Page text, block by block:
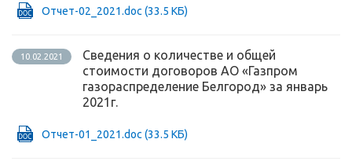
Отчет-02_2021.doc (33.5 КБ)
10.02.2021
Сведения о количестве и общей
стоимости договоров АО «Газпром
газораспределение Белгород» за январь
2021г.
Отчет-01_2021.doc (33.5 КБ)